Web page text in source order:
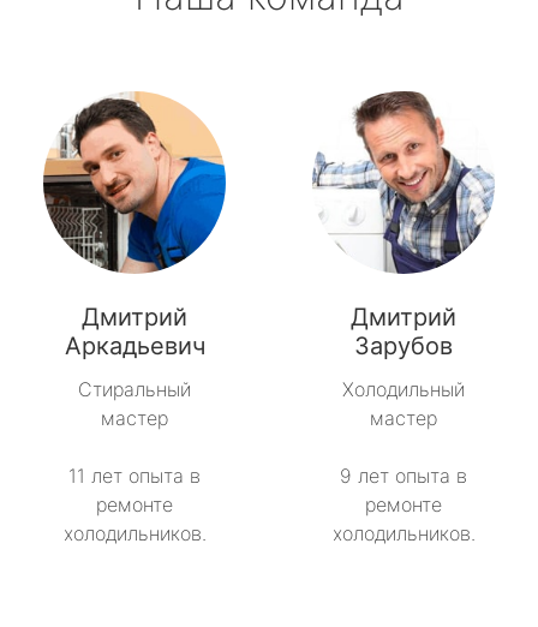
Дмитрий
Аркадьевич
Стиральный
мастер
11 лет опыта в
ремонте
холодильников.
Дмитрий
Зарубов
Холодильный
мастер
9 лет опыта в
ремонте
холодильников.